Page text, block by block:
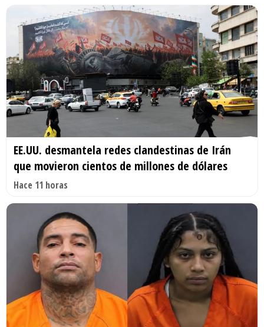
EE.UU. desmantela redes clandestinas de Irán
que movieron cientos de millones de dólares
Hace 11 horas